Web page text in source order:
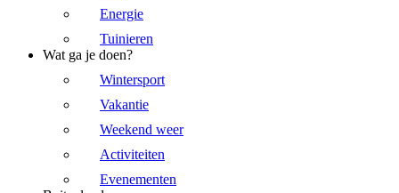
Energie
Tuinieren
Wat ga je doen?
Wintersport
Vakantie
Weekend weer
Activiteiten
Evenementen